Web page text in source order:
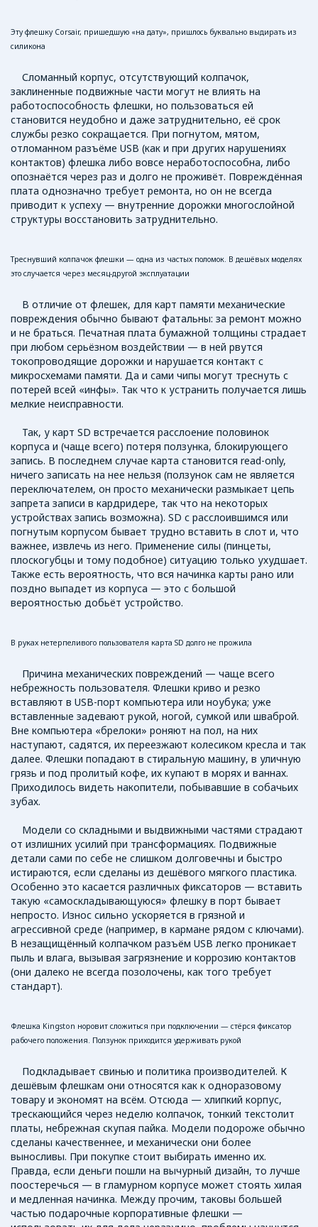
Эту флешку Corsair, пришедшую «на дату», пришлось буквально выдирать из
силикона
Сломанный корпус, отсутствующий колпачок,
заклиненные подвижные части могут не влиять на
работоспособность флешки, но пользоваться ей
становится неудобно и даже затруднительно, её срок
службы резко сокращается. При погнутом, мятом,
отломанном разъёме USB (как и при других нарушениях
контактов) флешка либо вовсе неработоспособна, либо
опознаётся через раз и долго не проживёт. Повреждённая
плата однозначно требует ремонта, но он не всегда
приводит к успеху — внутренние дорожки многослойной
структуры восстановить затруднительно.
Треснувший колпачок флешки — одна из частых поломок. В дешёвых моделях
это случается через месяц-другой эксплуатации
В отличие от флешек, для карт памяти механические
повреждения обычно бывают фатальны: за ремонт можно
и не браться. Печатная плата бумажной толщины страдает
при любом серьёзном воздействии — в ней рвутся
токопроводящие дорожки и нарушается контакт с
микросхемами памяти. Да и сами чипы могут треснуть с
потерей всей «инфы». Так что к устранить получается лишь
мелкие неисправности.
Так, у карт SD встречается расслоение половинок
корпуса и (чаще всего) потеря ползунка, блокирующего
запись. В последнем случае карта становится read-only,
ничего записать на нее нельзя (ползунок сам не является
переключателем, он просто механически размыкает цепь
запрета записи в кардридере, так что на некоторых
устройствах запись возможна). SD с расслоившимся или
погнутым корпусом бывает трудно вставить в слот и, что
важнее, извлечь из него. Применение силы (пинцеты,
плоскогубцы и тому подобное) ситуацию только ухудшает.
Также есть вероятность, что вся начинка карты рано или
поздно выпадет из корпуса — это с большой
вероятностью добьёт устройство.
В руках нетерпеливого пользователя карта SD долго не прожила
Причина механических повреждений — чаще всего
небрежность пользователя. Флешки криво и резко
вставляют в USB-порт компьютера или ноубука; уже
вставленные задевают рукой, ногой, сумкой или шваброй.
Вне компьютера «брелоки» роняют на пол, на них
наступают, садятся, их переезжают колесиком кресла и так
далее. Флешки попадают в стиральную машину, в уличную
грязь и под пролитый кофе, их купают в морях и ваннах.
Приходилось видеть накопители, побывавшие в собачьих
зубах.
Модели со складными и выдвижными частями страдают
от излишних усилий при трансформациях. Подвижные
детали сами по себе не слишком долговечны и быстро
истираются, если сделаны из дешёвого мягкого пластика.
Особенно это касается различных фиксаторов — вставить
такую «самоскладывающуюся» флешку в порт бывает
непросто. Износ сильно ускоряется в грязной и
агрессивной среде (например, в кармане рядом с ключами).
В незащищённый колпачком разъём USB легко проникает
пыль и влага, вызывая загрязнение и коррозию контактов
(они далеко не всегда позолочены, как того требует
стандарт).
Флешка Kingston норовит сложиться при подключении — стёрся фиксатор
рабочего положения. Ползунок приходится удерживать рукой
Подкладывает свинью и политика производителей. К
дешёвым флешкам они относятся как к одноразовому
товару и экономят на всём. Отсюда — хлипкий корпус,
трескающийся через неделю колпачок, тонкий текстолит
платы, небрежная скупая пайка. Модели подороже обычно
сделаны качественнее, и механически они более
выносливы. При покупке стоит выбирать именно их.
Правда, если деньги пошли на вычурный дизайн, то лучше
поостеречься — в гламурном корпусе может стоять хилая
и медленная начинка. Между прочим, таковы большей
частью подарочные корпоративные флешки —